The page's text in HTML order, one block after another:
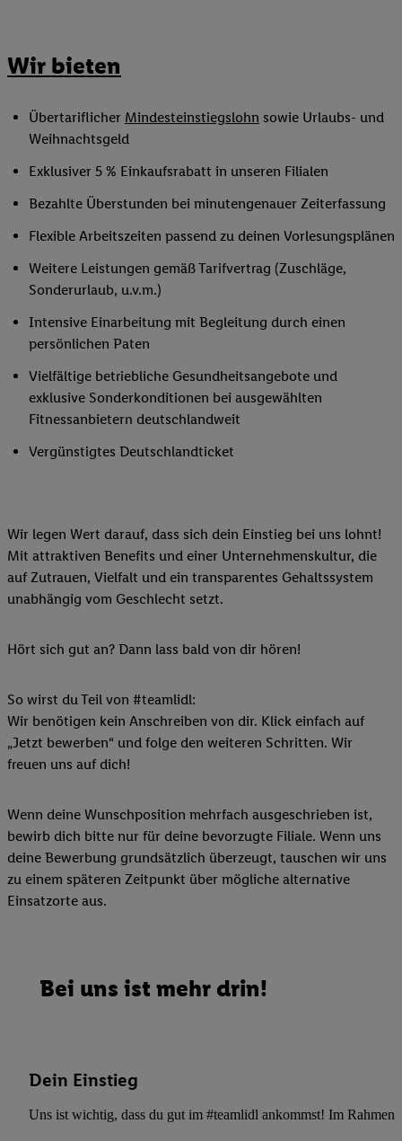
Wir bieten
Übertariflicher Mindesteinstiegslohn sowie Urlaubs- und
Weihnachtsgeld
Exklusiver 5 % Einkaufsrabatt in unseren Filialen
Bezahlte Überstunden bei minutengenauer Zeiterfassung
Flexible Arbeitszeiten passend zu deinen Vorlesungsplänen
Weitere Leistungen gemäß Tarifvertrag (Zuschläge,
Sonderurlaub, u.v.m.)
Intensive Einarbeitung mit Begleitung durch einen
persönlichen Paten
Vielfältige betriebliche Gesundheitsangebote und
exklusive Sonderkonditionen bei ausgewählten
Fitnessanbietern deutschlandweit
Vergünstigtes Deutschlandticket
Wir legen Wert darauf, dass sich dein Einstieg bei uns lohnt!
Mit attraktiven Benefits und einer Unternehmenskultur, die
auf Zutrauen, Vielfalt und ein transparentes Gehaltssystem
unabhängig vom Geschlecht setzt.
Hört sich gut an? Dann lass bald von dir hören!
So wirst du Teil von #teamlidl:
Wir benötigen kein Anschreiben von dir. Klick einfach auf
„Jetzt bewerben“ und folge den weiteren Schritten. Wir
freuen uns auf dich!
Wenn deine Wunschposition mehrfach ausgeschrieben ist,
bewirb dich bitte nur für deine bevorzugte Filiale. Wenn uns
deine Bewerbung grundsätzlich überzeugt, tauschen wir uns
zu einem späteren Zeitpunkt über mögliche alternative
Einsatzorte aus.
Bei uns ist mehr drin!
Dein Einstieg
Uns ist wichtig, dass du gut im #teamlidl ankommst! Im Rahmen